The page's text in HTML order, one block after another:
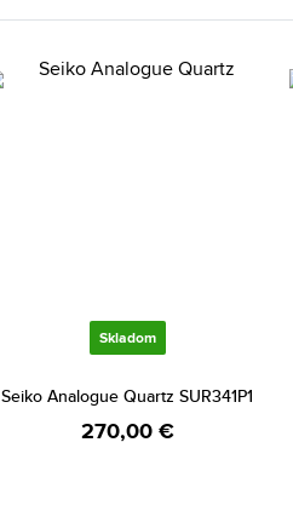
Skladom
Seiko Analogue Quartz SUR341P1
270,00 €